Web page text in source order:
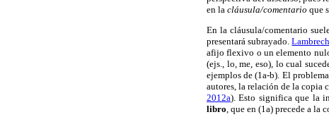
en la cláusula/comentario que
En la cláusula/comentario
presentará subrayado.
afijo flexivo o un elemento
(ejs., lo, me, eso), lo cual
ejemplos de (1a-b). El
autores, la relación de la copia
2012a). Esto significa que la
libro, que en (1a) precede a la